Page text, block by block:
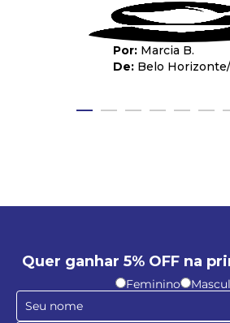
Marcia B.
Belo Horizonte/
Quer ganhar 5% OFF na
Feminino